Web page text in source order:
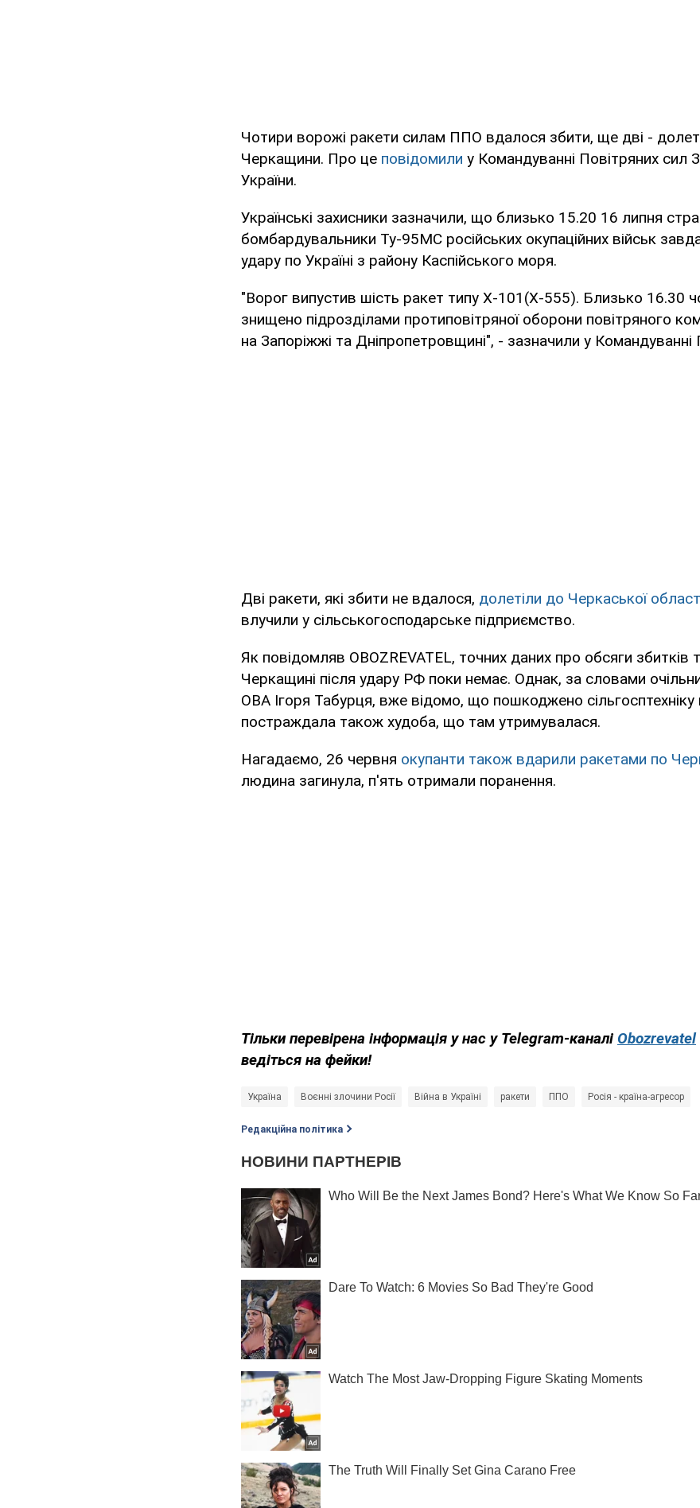
Чотири ворожі ракети силам ППО вдалося збити, ще дві -
Черкащини. Про це повідомили у Командуванні Повітряних сил
України.
Українські захисники зазначили, що близько 15.20 16 липня
бомбардувальники Ту-95МС російських окупаційних військ
удару по Україні з району Каспійського моря.
"Ворог випустив шість ракет типу Х-101(Х-555). Близько 16.30
знищено підрозділами протиповітряної оборони повітряного
на Запоріжжі та Дніпропетровщині", - зазначили у Командуванні
Дві ракети, які збити не вдалося, долетіли до Черкаської
влучили у сільськогосподарське підприємство.
Як повідомляв OBOZREVATEL, точних даних про обсяги збитків
Черкащині після удару РФ поки немає. Однак, за словами
ОВА Ігоря Табурця, вже відомо, що пошкоджено сільгосптехніку
постраждала також худоба, що там утримувалася.
Нагадаємо, 26 червня окупанти також вдарили ракетами по
людина загинула, п'ять отримали поранення.
Тільки перевірена інформація у нас у Telegram-каналі Obozrevatel
ведіться на фейки!
Україна Воєнні злочини Росії Війна в Україні ракети ППО Росія - країна-агресор
Редакційна політика